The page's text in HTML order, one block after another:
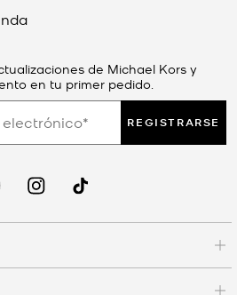
de Michael Kors y
en tu primer pedido.
REGISTRARSE